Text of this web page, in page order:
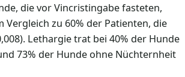
die vor Vincristingabe fasteten,
Vergleich zu 60% der Patienten, die
Lethargie trat bei 40% der Hunde
73% der Hunde ohne Nüchternheit